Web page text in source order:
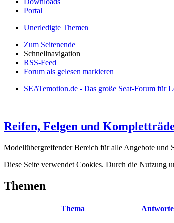
Downloads
Portal
Unerledigte Themen
Zum Seitenende
Schnellnavigation
RSS-Feed
Forum als gelesen markieren
SEATemotion.de - Das große Seat-Forum für
Reifen, Felgen und
Modellübergreifender Bereich für alle Angebote und
Diese Seite verwendet Cookies. Durch die Nutzung
Themen
Thema